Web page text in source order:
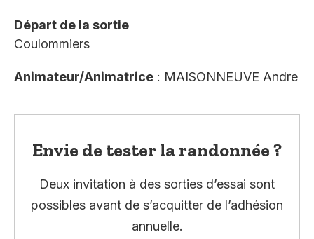
Départ de la sortie
Coulommiers
Animateur/Animatrice : MAISONNEUVE Andre
Envie de tester la randonnée ?
Deux invitation à des sorties d’essai sont
possibles avant de s’acquitter de l’adhésion
annuelle.